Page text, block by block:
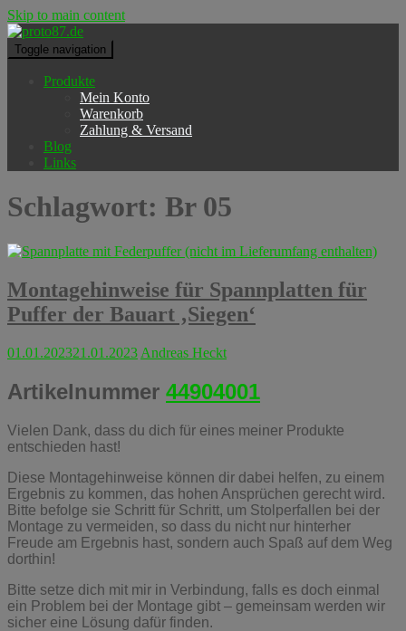
Skip to main content
Toggle navigation
Produkte
Mein Konto
Warenkorb
Zahlung & Versand
Blog
Links
Schlagwort: Br 05
Montagehinweise für Spannplatten für
Puffer der Bauart ‚Siegen‘
01.01.202321.01.2023 Andreas Heckt
Artikelnummer 44904001
Vielen Dank, dass du dich für eines meiner Produkte
entschieden hast!
Diese Montagehinweise können dir dabei helfen, zu einem
Ergebnis zu kommen, das hohen Ansprüchen gerecht wird.
Bitte befolge sie Schritt für Schritt, um Stolperfallen bei der
Montage zu vermeiden, so dass du nicht nur hinterher
Freude am Ergebnis hast, sondern auch Spaß auf dem Weg
dorthin!
Bitte setze dich mit mir in Verbindung, falls es doch einmal
ein Problem bei der Montage gibt – gemeinsam werden wir
sicher eine Lösung dafür finden.